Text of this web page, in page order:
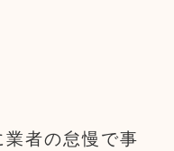
者の怠慢で事